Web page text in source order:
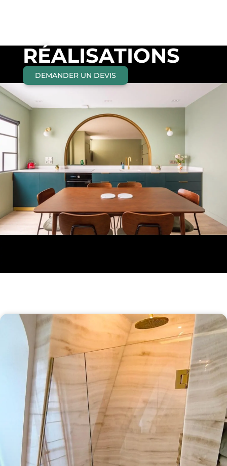
RÉALISATIONS
DEMANDER UN DEVIS